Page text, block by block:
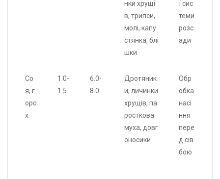
нки хрущі
в, трипси,
молі, капу
стянка, блі
шки
ї сис
теми
розс
ади
Со
я, г
оро
х
1.0-
1.5
6.0-
8.0
Дротяник
и, личинки
хрущів, па
росткова
муха, довг
оносики
Обр
обка
насі
ння
пере
д сів
бою